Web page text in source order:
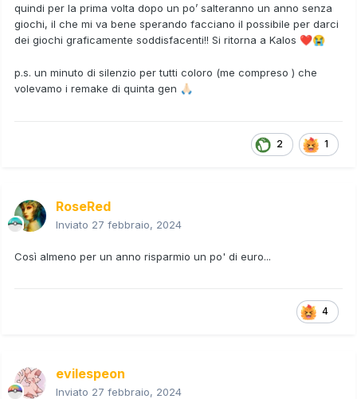
quindi per la prima volta dopo un po’ salteranno un anno senza
giochi, il che mi va bene sperando facciano il possibile per darci
dei giochi graficamente soddisfacenti!! Si ritorna a Kalos ❤️😭
p.s. un minuto di silenzio per tutti coloro (me compreso ) che
volevamo i remake di quinta gen 🙏🏻
2 1
RoseRed
Inviato 27 febbraio, 2024
Così almeno per un anno risparmio un po' di euro...
4
evilespeon
Inviato 27 febbraio, 2024